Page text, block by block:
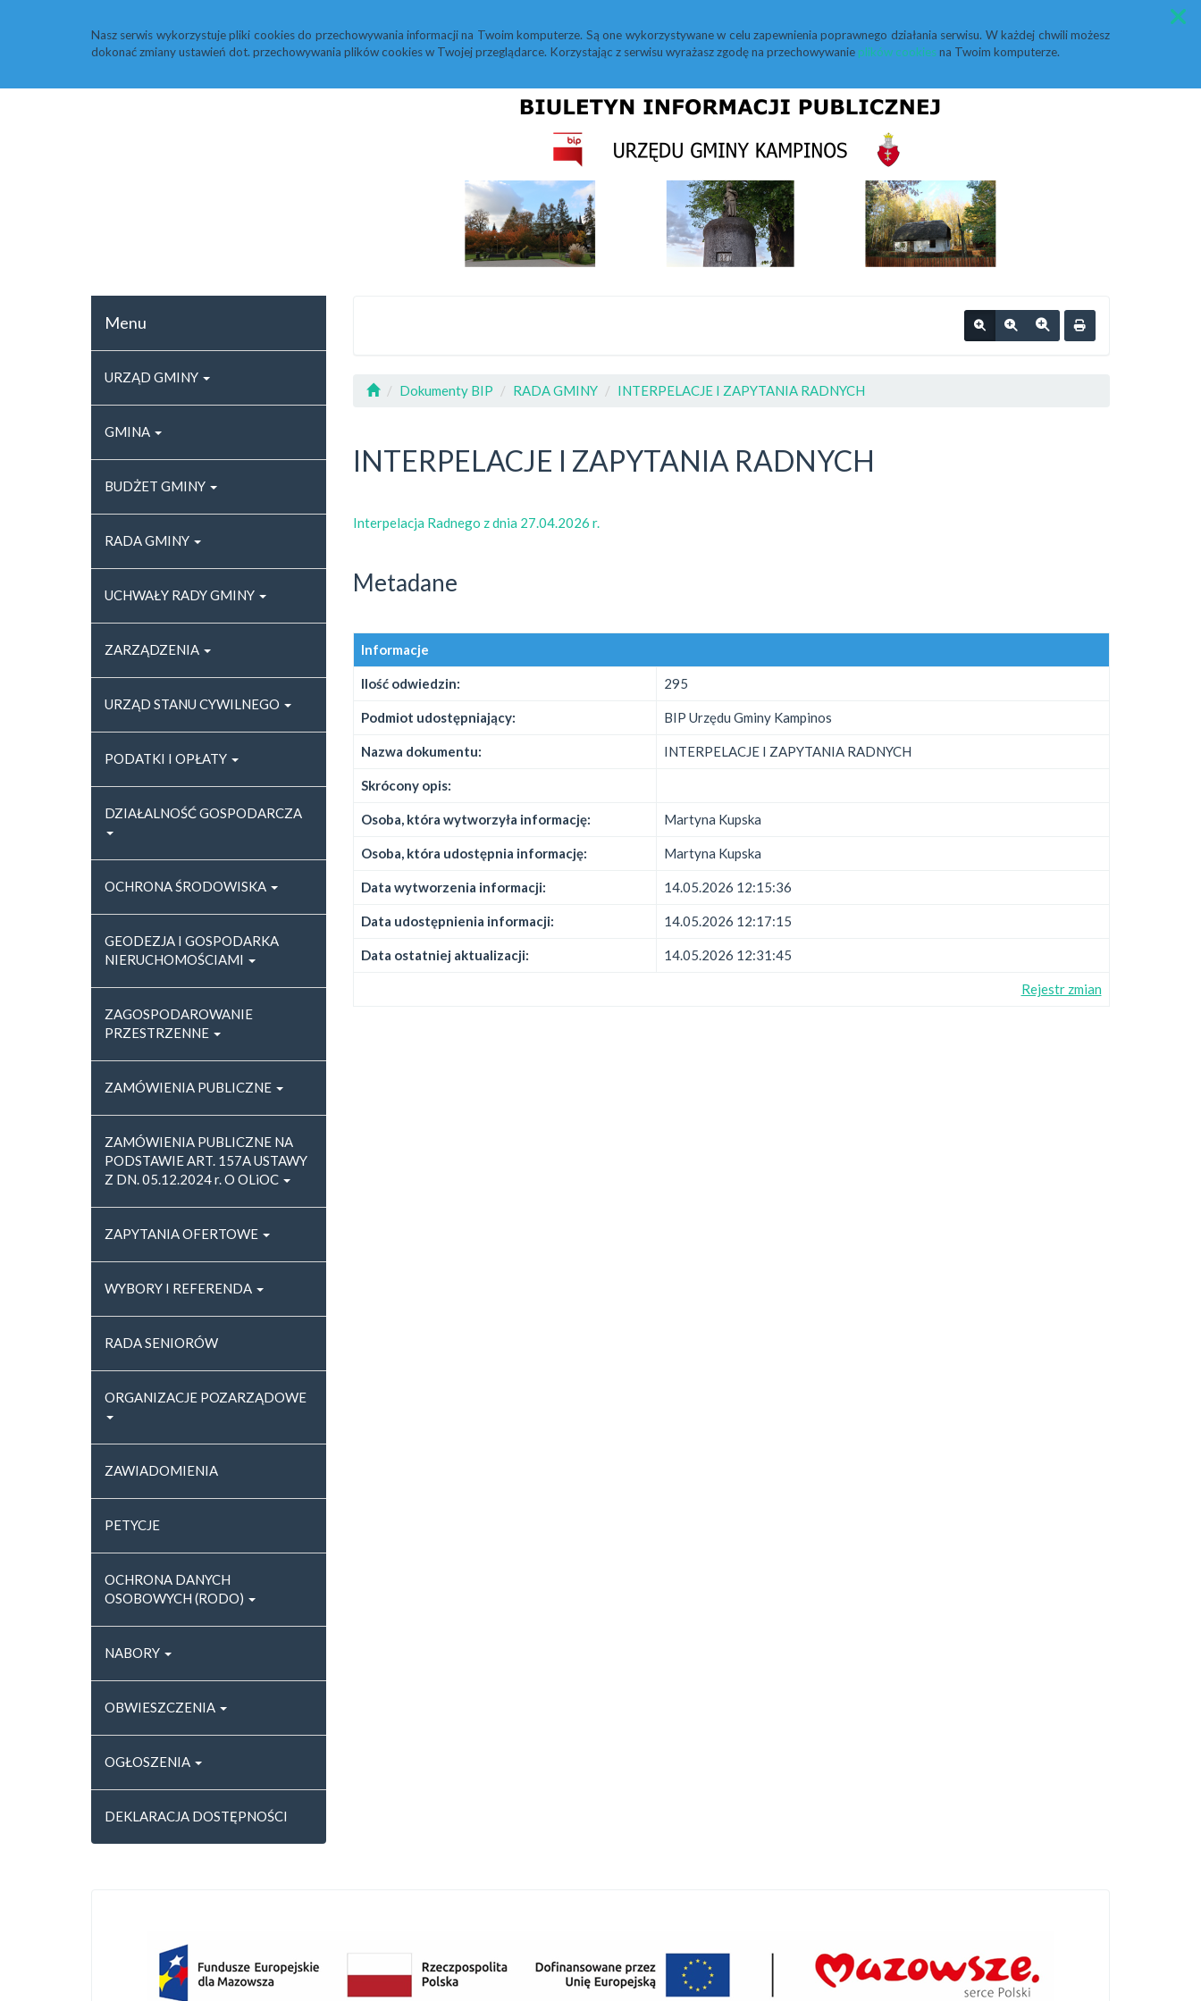
Nasz serwis wykorzystuje pliki cookies do przechowywania informacji na Twoim komputerze. Są one wykorzystywane w celu zapewnienia poprawnego działania serwisu. W każdej chwili możesz
dokonać zmiany ustawień dot. przechowywania plików cookies w Twojej przeglądarce. Korzystając z serwisu wyrażasz zgodę na przechowywanie plików cookiesna Twoim komputerze.
Przycisk wyszukaj duży
Menu
URZĄD GMINY
GMINA
BUDŻET GMINY
RADA GMINY
UCHWAŁY RADY GMINY
ZARZĄDZENIA
URZĄD STANU CYWILNEGO
PODATKI I OPŁATY
DZIAŁALNOŚĆ GOSPODARCZA
OCHRONA ŚRODOWISKA
GEODEZJA I GOSPODARKA
NIERUCHOMOŚCIAMI
ZAGOSPODAROWANIE
PRZESTRZENNE
ZAMÓWIENIA PUBLICZNE
ZAMÓWIENIA PUBLICZNE NA
PODSTAWIE ART. 157A USTAWY
Z DN. 05.12.2024 r. O OLiOC
ZAPYTANIA OFERTOWE
WYBORY I REFERENDA
RADA SENIORÓW
ORGANIZACJE POZARZĄDOWE
ZAWIADOMIENIA
PETYCJE
OCHRONA DANYCH
OSOBOWYCH (RODO)
NABORY
OBWIESZCZENIA
OGŁOSZENIA
DEKLARACJA DOSTĘPNOŚCI
Dokumenty BIP RADA GMINY INTERPELACJE I ZAPYTANIA RADNYCH
INTERPELACJE I ZAPYTANIA RADNYCH
Interpelacja Radnego z dnia 27.04.2026 r.
Metadane
Informacje
Ilość odwiedzin: 295
Podmiot udostępniający: BIP Urzędu Gminy Kampinos
Nazwa dokumentu: INTERPELACJE I ZAPYTANIA RADNYCH
Skrócony opis:
Osoba, która wytworzyła informację: Martyna Kupska
Osoba, która udostępnia informację: Martyna Kupska
Data wytworzenia informacji: 14.05.2026 12:15:36
Data udostępnienia informacji: 14.05.2026 12:17:15
Data ostatniej aktualizacji: 14.05.2026 12:31:45
Rejestr zmian